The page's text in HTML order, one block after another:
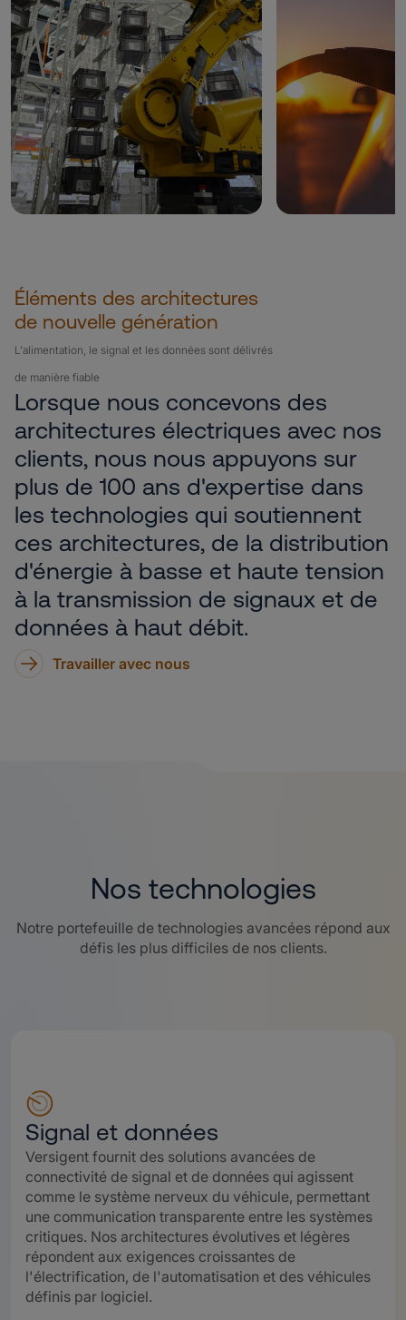
Éléments des architectures
de nouvelle génération
L'alimentation, le signal et les données sont délivrés
de manière fiable
Lorsque nous concevons des
architectures électriques avec nos
clients, nous nous appuyons sur
plus de 100 ans d'expertise dans
les technologies qui soutiennent
ces architectures, de la distribution
d'énergie à basse et haute tension
à la transmission de signaux et de
données à haut débit.
Travailler avec nous
Nos technologies
Notre portefeuille de technologies avancées répond aux
défis les plus difficiles de nos clients.
Signal et données
Versigent fournit des solutions avancées de
connectivité de signal et de données qui agissent
comme le système nerveux du véhicule, permettant
une communication transparente entre les systèmes
critiques. Nos architectures évolutives et légères
répondent aux exigences croissantes de
l'électrification, de l'automatisation et des véhicules
définis par logiciel.